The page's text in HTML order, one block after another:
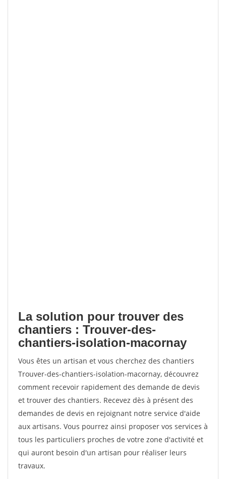
La solution pour trouver des
chantiers : Trouver-des-
chantiers-isolation-macornay
Vous êtes un artisan et vous cherchez des chantiers
Trouver-des-chantiers-isolation-macornay, découvrez
comment recevoir rapidement des demande de devis
et trouver des chantiers. Recevez dès à présent des
demandes de devis en rejoignant notre service d'aide
aux artisans. Vous pourrez ainsi proposer vos services à
tous les particuliers proches de votre zone d'activité et
qui auront besoin d'un artisan pour réaliser leurs
travaux.